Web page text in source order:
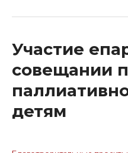
Участие
совещании
детям